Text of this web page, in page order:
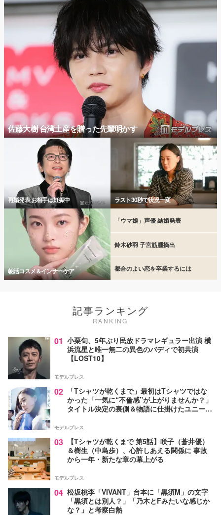
佐藤大樹 台湾土産を贈った先輩明かす
再婚発表 お相手は妊娠中 ラスト30秒で状況一変
朝活コスメ＆インナーケア
「ウマ娘」声優 結婚発表
鈴木砂羽 子宮筋腫摘出
都合のよい恋を卒業するには
記事ランキング
RANKING
01 小栗旬、5年ぶり民放ドラマレギュラー出演 横
浜流星と唯一無二の異色のバディで初共演
【LOST10】
モデルプレス
02
「Tシャツが乾くまで」最初はTシャツではな
かった「一気に“不倫感”が上がりませんか？」
タイトル決定の裏側＆物語に仕掛けたユニーク
モデルプレス
03
【Tシャツが乾くまで 第5話】咲子（蒼井優）
＆樹生（中島歩）、心許しあえる関係に 事故
から一年・新たな章の幕上がる
モデルプレス
04 松坂桃李「VIVANT」台本に「黒須M」の文字
「黒須とは別人？」「乃木とFみたいな感じか
な？」と考察白熱